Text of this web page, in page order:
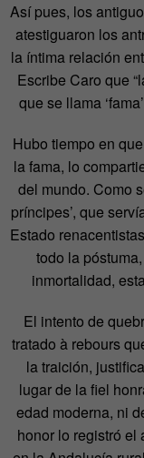
Así pues, los
atestiguaron los
la íntima relación
Escribe Caro que
que se llama
Hubo tiempo en
la fama, lo
del mundo. Como
príncipes’, que
Estado
todo la
inmortalidad,
El intento de
tratado à rebours
la traición,
lugar de la fiel
edad moderna, ni
honor lo registró el